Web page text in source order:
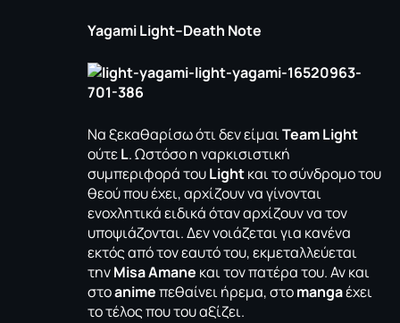
YagamiLight–Death Note
Να ξεκαθαρίσω ότι δεν είμαιTeam Light
ούτεL. Ωστόσο η ναρκισιστική
συμπεριφορά τουLightκαι το σύνδρομο του
θεού που έχει, αρχίζουν να γίνονται
ενοχλητικά ειδικά όταν αρχίζουν να τον
υποψιάζονται. Δεν νοιάζεται για κανένα
εκτός από τον εαυτό του, εκμεταλλεύεται
τηνMisa Amane και τον πατέρα του. Αν και
στοanimeπεθαίνει ήρεμα, στοmangaέχει
το τέλος που του αξίζει.